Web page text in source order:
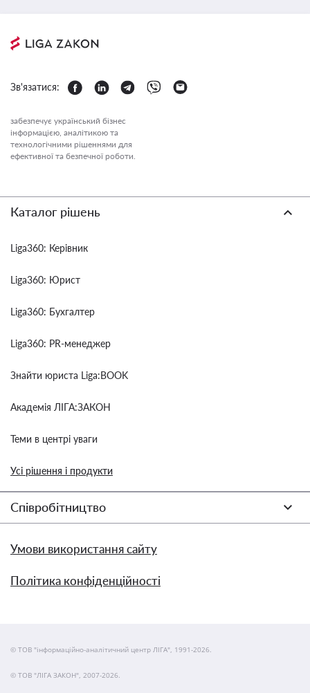
Зв'язатися:
забезпечує український бізнес
інформацією, аналітикою та
технологічними рішеннями для
ефективної та безпечної роботи.
Каталог рішень
Liga360: Керівник
Liga360: Юрист
Liga360: Бухгалтер
Liga360: PR-менеджер
Знайти юриста Liga:BOOK
Академія ЛІГА:ЗАКОН
Теми в центрі уваги
Усі рішення і продукти
Співробітництво
Умови використання сайту
Політика конфіденційності
© ТОВ "інформаційно-аналітичний центр ЛІГА", 1991-2026.
© ТОВ "ЛІГА ЗАКОН", 2007-2026.